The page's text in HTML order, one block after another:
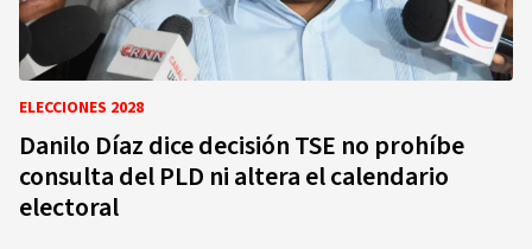
ELECCIONES 2028
Danilo Díaz dice decisión TSE no prohíbe
consulta del PLD ni altera el calendario
electoral